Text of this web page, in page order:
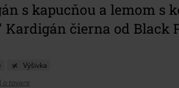
s kapucňou a lemom s
Kardigán čierna od Black
Výšivka
o tovare